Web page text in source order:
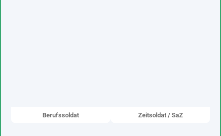
Berufssoldat Zeitsoldat / SaZ